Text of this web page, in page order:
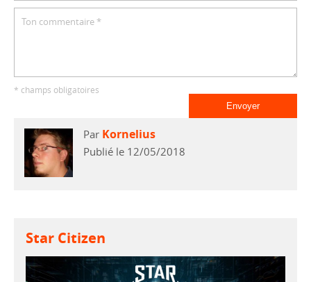
* champs obligatoires
Par Kornelius
Publié le 12/05/2018
Star Citizen